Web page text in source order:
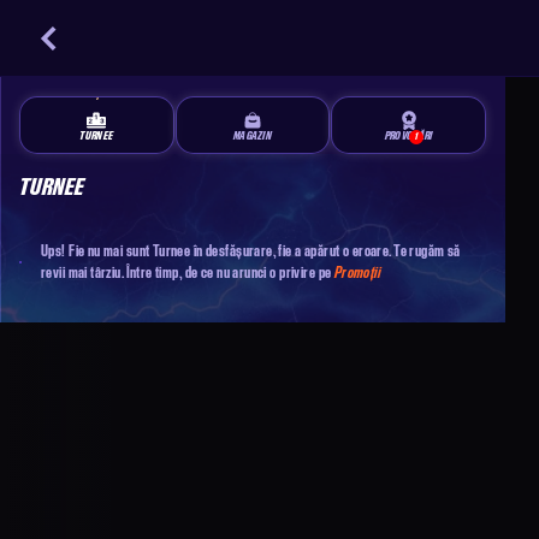
TURNEE MAGAZIN 1
PROVOCĂRI
TURNEE
Ups! Fie nu mai sunt Turnee în desfășurare, fie a apărut o eroare. Te rugăm să
revii mai târziu. Între timp, de ce nu arunci o privire pePromoții